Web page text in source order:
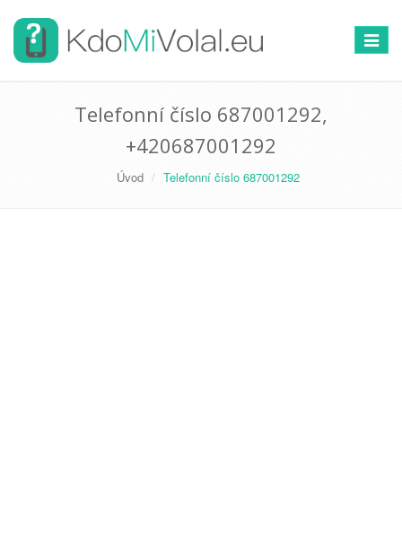
Telefonní číslo 687001292,
+420687001292
Úvod Telefonní číslo 687001292